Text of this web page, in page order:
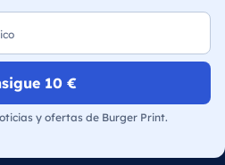
10 €
y ofertas de Burger Print.